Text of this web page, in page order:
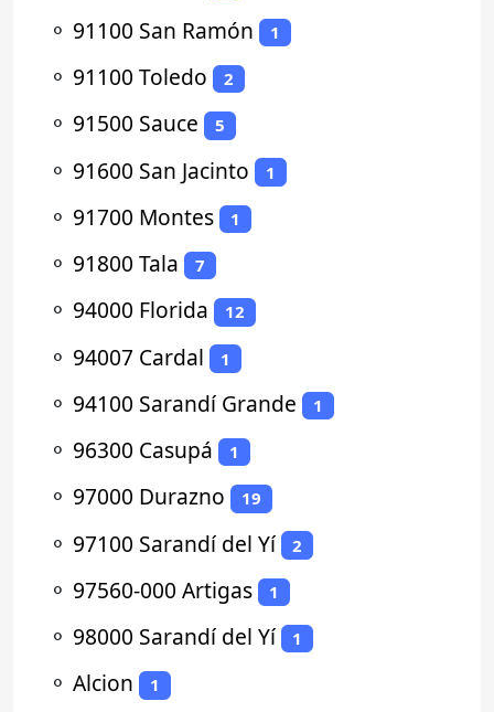
⚬ 91100 San Ramón 1
⚬ 91100 Toledo 2
⚬ 91500 Sauce 5
⚬ 91600 San Jacinto 1
⚬ 91700 Montes 1
⚬ 91800 Tala 7
⚬ 94000 Florida 12
⚬ 94007 Cardal 1
⚬ 94100 Sarandí Grande 1
⚬ 96300 Casupá 1
⚬ 97000 Durazno 19
⚬ 97100 Sarandí del Yí 2
⚬ 97560-000 Artigas 1
⚬ 98000 Sarandí del Yí 1
⚬ Alcion 1